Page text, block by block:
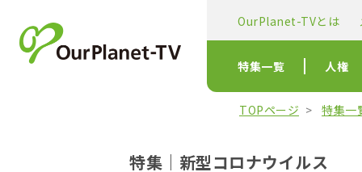
OurPlanet-TVとは
特集一覧 人権
TOPページ 特集一
特集｜新型コロナウイルス